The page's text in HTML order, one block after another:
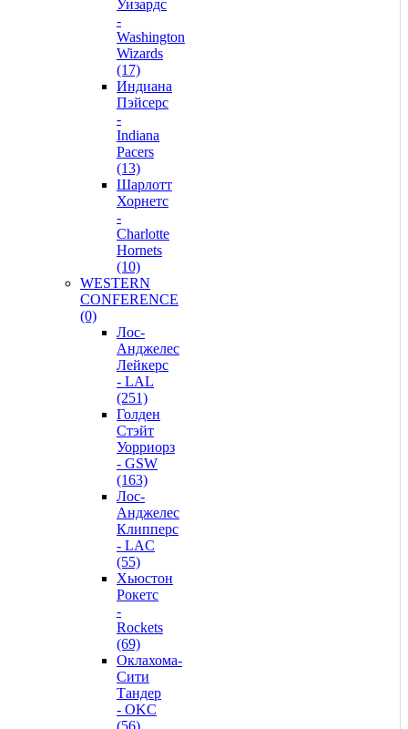
Уизардс
-
Washington
Wizards
(17)
Индиана
Пэйсерс
-
Indiana
Pacers
(13)
Шарлотт
Хорнетс
-
Charlotte
Hornets
(10)
WESTERN
CONFERENCE
(0)
Лос-
Анджелес
Лейкерс
- LAL
(251)
Голден
Стэйт
Уорриорз
- GSW
(163)
Лос-
Анджелес
Клипперс
- LAC
(55)
Хьюстон
Рокетс
-
Rockets
(69)
Оклахома-
Сити
Тандер
- OKC
(56)